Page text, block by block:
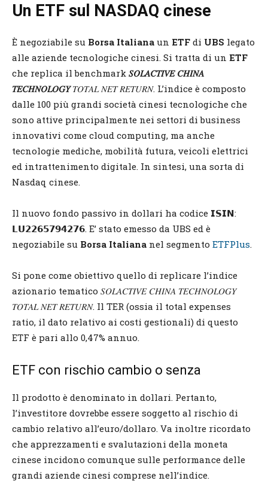
Un ETF sul NASDAQ cinese
È negoziabile su Borsa Italiana un ETF di UBS legato
alle aziende tecnologiche cinesi. Si tratta di un ETF
che replica il benchmark 𝑆𝑂𝐿𝐴𝐶𝑇𝐼𝑉𝐸 𝐶𝐻𝐼𝑁𝐴
𝑇𝐸𝐶𝐻𝑁𝑂𝐿𝑂𝐺𝑌𝑇𝑂𝑇𝐴𝐿 𝑁𝐸𝑇 𝑅𝐸𝑇𝑈𝑅𝑁. L’indice è composto
dalle 100 più grandi società cinesi tecnologiche che
sono attive principalmente nei settori di business
innovativi come cloud computing, ma anche
tecnologie mediche, mobilità futura, veicoli elettrici
ed intrattenimento digitale. In sintesi, una sorta di
Nasdaq cinese.
Il nuovo fondo passivo in dollari ha codice 𝗜𝗦𝗜𝗡:
𝗟𝗨𝟮𝟮𝟲𝟱𝟳𝟵𝟰𝟮𝟳𝟲. E’ stato emesso da UBS ed è
negoziabile su Borsa Italiana nel segmento ETFPlus.
Si pone come obiettivo quello di replicare l’indice
azionario tematico 𝑆𝑂𝐿𝐴𝐶𝑇𝐼𝑉𝐸 𝐶𝐻𝐼𝑁𝐴 𝑇𝐸𝐶𝐻𝑁𝑂𝐿𝑂𝐺𝑌
𝑇𝑂𝑇𝐴𝐿 𝑁𝐸𝑇 𝑅𝐸𝑇𝑈𝑅𝑁. Il TER (ossia il total expenses
ratio, il dato relativo ai costi gestionali) di questo
ETF è pari allo 0,47% annuo.
ETF con rischio cambio o senza
Il prodotto è denominato in dollari. Pertanto,
l’investitore dovrebbe essere soggetto al rischio di
cambio relativo all’euro/dollaro. Va inoltre ricordato
che apprezzamenti e svalutazioni della moneta
cinese incidono comunque sulle performance delle
grandi aziende cinesi comprese nell’indice.